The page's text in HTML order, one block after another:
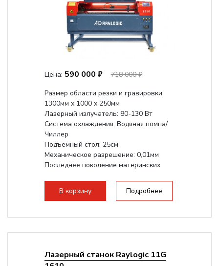
Цена: 590 000 ₽
718 000 ₽
Размер области резки и гравировки:
1300мм х 1000 х 250мм
Лазерный излучатель: 80-130 Вт
Система охлаждения: Водяная помпа/
Чиллер
Подъемный стол: 25см
Механическое разрешение: 0,01мм
Последнее поколение материнских
В корзину Подробнее
Лазерный станок Raylogic 11G